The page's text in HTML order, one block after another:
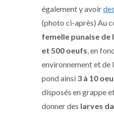
également y avoir
(photo ci-après) Au
femelle punaise
et 500 oeufs , en
environnement et de
pond ainsi 3 à 10
disposés en grappe
donner des larves